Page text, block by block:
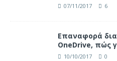
07/11/2017 6
Επαναφορά
OneDrive, πώς
10/10/2017 0